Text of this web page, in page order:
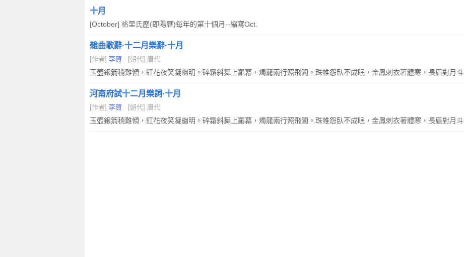
十月
[October] 格里氏歷(即陽曆)每年的第十個月--縮寫Oct.
雜曲歌辭·十二月樂辭·十月
[作者] 李賀 [朝代] 唐代
玉壺銀箭稍難傾，釭花夜笑凝幽明。碎霜斜舞上羅幕，燭籠兩行照飛閣。珠帷怨臥不成眠，金鳳刺衣著體寒，長眉對月斗
河南府試十二月樂詞·十月
[作者] 李賀 [朝代] 唐代
玉壺銀箭稍難傾，釭花夜笑凝幽明。碎霜斜舞上羅幕，燭龍兩行照飛閣。珠帷怨臥不成眠，金鳳刺衣著體寒，長眉對月斗